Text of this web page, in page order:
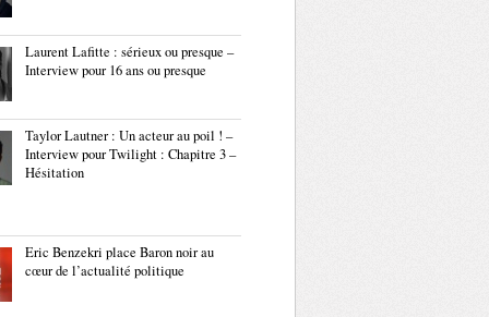
Laurent Lafitte : sérieux ou presque –
Interview pour 16 ans ou presque
Taylor Lautner : Un acteur au poil ! –
Interview pour Twilight : Chapitre 3 –
Hésitation
Eric Benzekri place Baron noir au
cœur de l’actualité politique